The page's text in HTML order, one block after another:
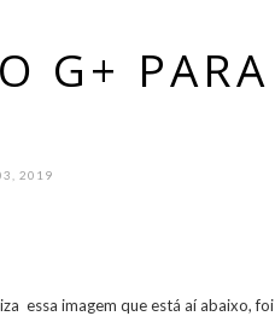
G+ PARA
2019
essa imagem que está aí abaixo, foi